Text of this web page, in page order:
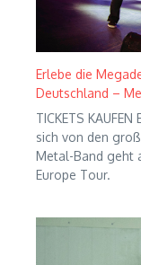
Erlebe die
Deutschland –
TICKETS
sich von den
Metal-Band geht
Europe Tour.